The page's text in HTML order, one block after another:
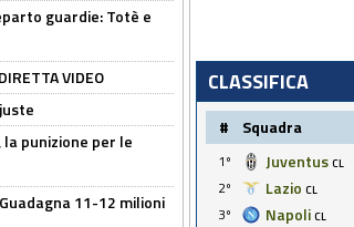
guardie: Totè e
VIDEO
punizione per le
11-12 milioni
CLASSIFICA
# Squadra
1º Juventus CL
2º
Lazio CL
3º
Napoli CL